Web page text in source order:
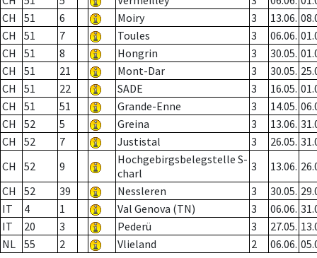
CH
51 6 Moiry 3 13.06.
CH
51 7 Toules 3 06.06.
CH
51 8 Hongrin 3 30.05.
CH
51 21 Mont-Dar 3 30.05.
CH
51 22 SADE 3 16.05.
CH
51 51 Grande-Enne 3 14.05.
CH
52 5 Greina 3 13.06.
CH
52 7 Justistal 3 26.05.
CH
52 9
Hochgebirgsbelegstelle S-
charl
3 13.06.
CH
52 39 Nessleren 3 30.05.
IT
4 1 Val Genova (TN) 3 06.06.
IT
20 3 Pederü 3 27.05.
NL 55 2 Vlieland 2 06.06.